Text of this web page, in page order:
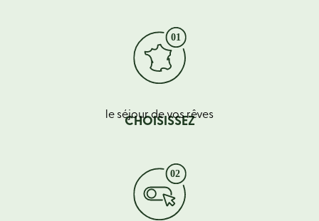
CHOISISSEZ
le séjour de vos rêves